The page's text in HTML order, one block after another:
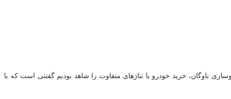
ناوگان، خرید خودرو با تناژهای متفاوت را شاهد بودیم گفتنی است که با